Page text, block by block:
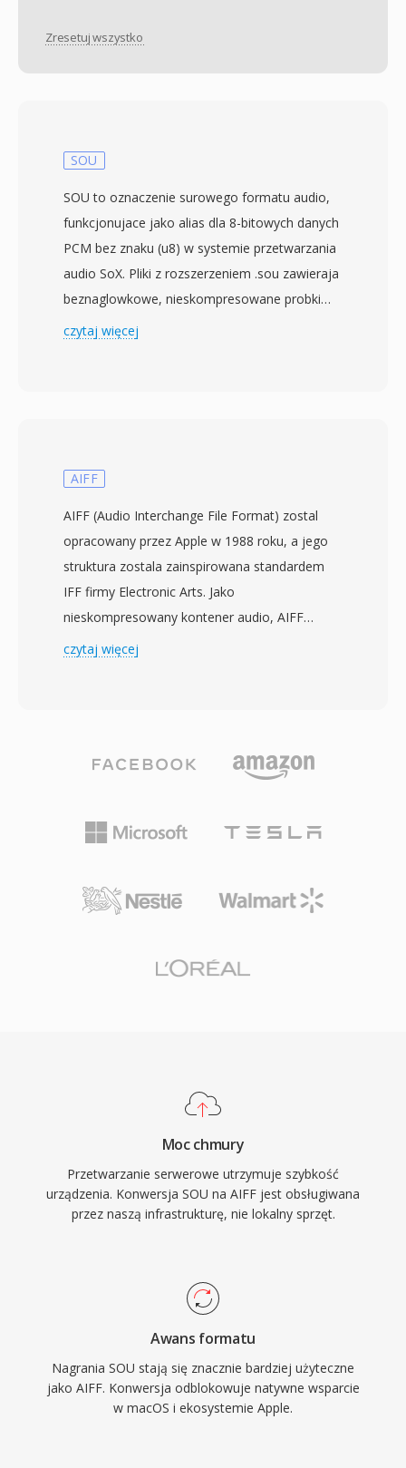
Zresetuj wszystko
SOU
SOU to oznaczenie surowego formatu audio,
funkcjonujace jako alias dla 8-bitowych danych
PCM bez znaku (u8) w systemie przetwarzania
audio SoX. Pliki z rozszerzeniem .sou zawieraja
beznaglowkowe, nieskompresowane probki
audio przechowywane jako 8-bitowe liczby
musza byc okreslone zewnetrznie. Domyslne
dane moga reprezentowac dowolna
czestotliwosc obslugiwana przez sprzet
nagrywajacy. Kodowanie u8, ktorego SOU jest
aliasem, jest jedna z najprostszych mozliwych
reprezentacji cyfrowego audio, poprzedzajaca
ustrukturyzowane kontenery, takie jak WAV i
90., gdy ograniczenia pamieciowe i limitowana
moc obliczeniowa czynialy formaty bez
jest absolutna prostota: pliki SOU moga byc
podstawowego I/O plikow, bez parsowania
struktur kontenerowych czy dekodowania
wbudowanych, diagnostyce sprzetowej i
naglowek WAV lub AIFF bez jakiegokolwiek
czytaj więcej
AIFF
AIFF (Audio Interchange File Format) zostal
opracowany przez Apple w 1988 roku, a jego
struktura zostala zainspirowana standardem
IFF firmy Electronic Arts. Jako
nieskompresowany kontener audio, AIFF
przechowuje dane liniowe PCM w pelnej
rowniez zawierac metadane, takie jak
komentarze. Profesjonalni inzynierowie
dzwieku na macOS czesto polegaja na AIFF,
kazdym etapie edycji i masteringu. Istotna
zapisywanie nigdy nie pogarsza sygnalu.
Kontener obsluguje rozne czestotliwosci
pozwala na prace w trybie high-resolution,
przekraczajacym specyfikacje jakosci CD. Dla
kazdego, kto stawia bezstratna wiernosc
ponad efektywnosc przechowywania, AIFF
czytaj więcej
Moc chmury
Przetwarzanie serwerowe utrzymuje szybkość
urządzenia. Konwersja SOU na AIFF jest obsługiwana
przez naszą infrastrukturę, nie lokalny sprzęt.
Awans formatu
Nagrania SOU stają się znacznie bardziej użyteczne
jako AIFF. Konwersja odblokowuje natywne wsparcie
w macOS i ekosystemie Apple.